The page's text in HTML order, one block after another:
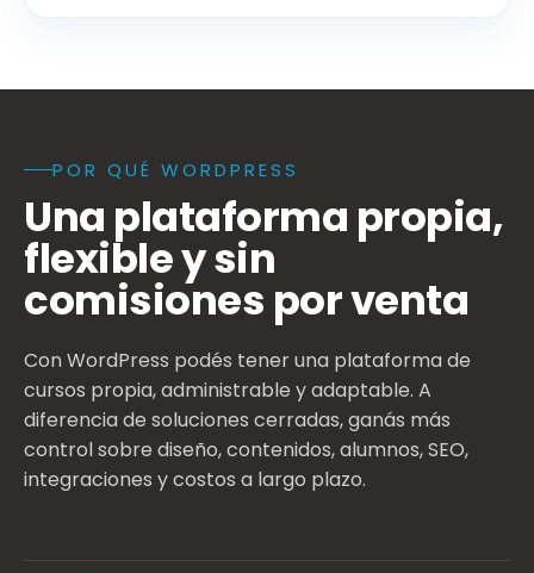
Beneficios de WordPress para vender cursos online:
POR QUÉ WORDPRESS
Una plataforma propia,
flexible y sin
comisiones por venta
Con WordPress podés tener una plataforma de
cursos propia, administrable y adaptable. A
diferencia de soluciones cerradas, ganás más
control sobre diseño, contenidos, alumnos, SEO,
integraciones y costos a largo plazo.